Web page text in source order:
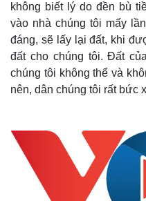
không biết lý do đền bù
vào nhà chúng tôi mấy
đáng, sẽ lấy lại đất, khi
đất cho chúng tôi. Đất
chúng tôi không thể và
nên, dân chúng tôi rất bức